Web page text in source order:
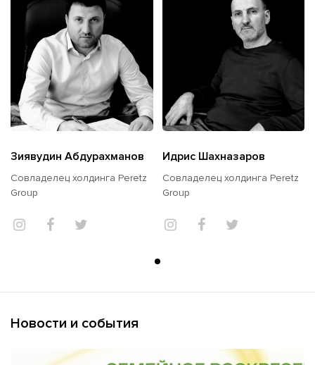
Зиявудин Абдурахманов
Совладелец холдинга Peretz
Group
Идрис Шахназаров
Совладелец холдинга Peretz
Group
Новости и события